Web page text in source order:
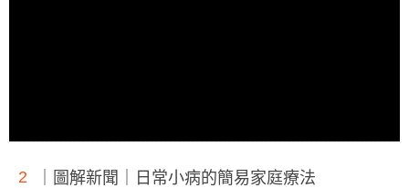
2 ｜圖解新聞｜日常小病的簡易家庭療法